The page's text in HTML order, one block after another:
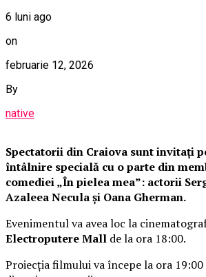
6 luni ago
on
februarie 12, 2026
By
native
Spectatorii din Craiova sunt invitați
întâlnire specială cu o parte din
comediei „În pielea mea”: actorii
Azaleea Necula și Oana Gherman.
Evenimentul va avea loc la
Electroputere Mall de la ora 18:00.
Proiecția filmului va începe la ora